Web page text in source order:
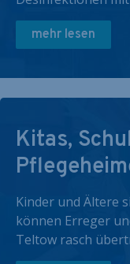
mehr lesen
Kitas,
Kinder und Ältere
können Erreger
Teltow rasch